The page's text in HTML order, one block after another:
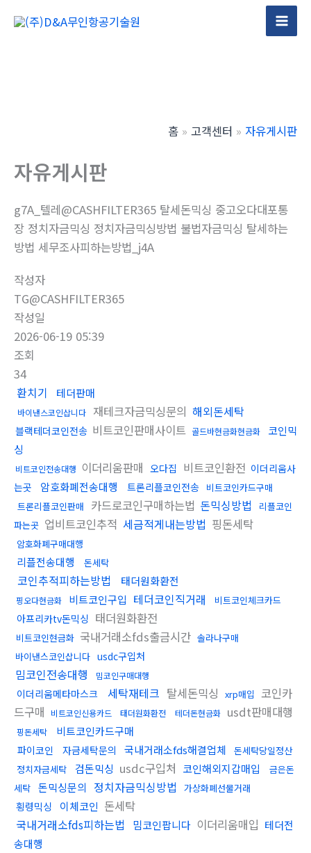
Main
홈 고객센터 자유게시판
자유게시판
g7A_텔레@CASHFILTER365 탈세돈믹싱 중고오다대포통
장 정치자금믹싱 정치자금믹싱방법 불법자금믹싱 탈세하는
방법 세무조사피하는방법_j4A
작성자
TG@CASHFILTER365
작성일
2026-06-19 05:39
조회
34
환치기
테더판매
바이낸스코인삽니다 재테크자금믹싱문의 해외돈세탁
블랙테더코인전송 비트코인판매사이트 골드바현금화현금화
코인믹
싱
비트코인전송대행 이더리움판매 오다집 비트코인환전 이더리움사
는곳
암호화폐전송대행 트론리플코인전송 비트코인카드구매
트론리플코인판매
카드로코인구매하는법 돈믹싱방법
리플코인
파는곳 업비트코인추적 세금적게내는방법 핑돈세탁
암호화폐구매대행
리플전송대행 돈세탁
코인추적피하는방법 태더원화환전
핑오다현금화 비트코인구입 테더코인직거래 비트코인체크카드
아프리카tv돈믹싱 태더원화환전
비트코인현금화 국내거래소fds출금시간 솔라나구매
바이낸스코인삽니다 usdc구입처
밈코인전송대행 밈코인구매대행
이더리움메타마스크 세탁재테크 탈세돈믹싱 xrp매입 코인카
드구매
비트코인신용카드 태더원화환전 테더돈현금화 usdt판매대행
핑돈세탁 비트코인카드구매
파이코인 자금세탁문의 국내거래소fds해결업체
돈세탁당일정산
정치자금세탁
검돈믹싱 usdc구입처 코인해외지갑매입
금은돈
세탁 돈믹싱문의 정치자금믹싱방법 가상화폐선물거래
횡령믹싱 이체코인 돈세탁
국내거래소fds피하는법
밈코인팝니다 이더리움매입 테더전
송대행